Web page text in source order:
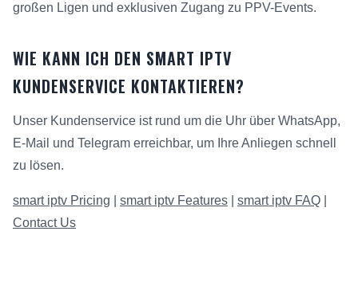
großen Ligen und exklusiven Zugang zu PPV-Events.
WIE KANN ICH DEN SMART IPTV
KUNDENSERVICE KONTAKTIEREN?
Unser Kundenservice ist rund um die Uhr über WhatsApp,
E-Mail und Telegram erreichbar, um Ihre Anliegen schnell
zu lösen.
smart iptv Pricing smart iptv Features smart iptv FAQ
Contact Us